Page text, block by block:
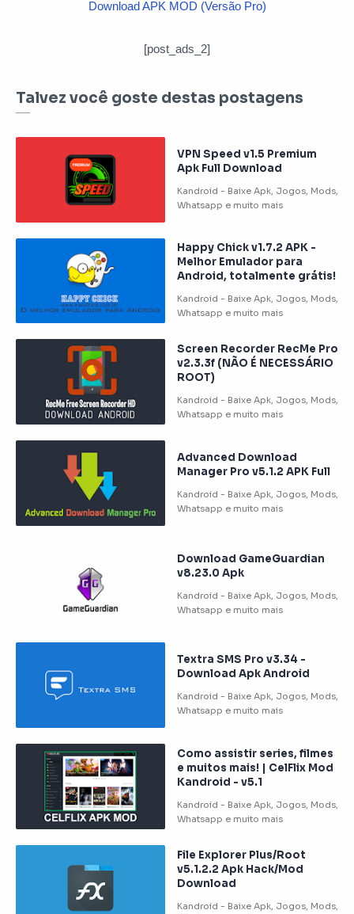
Download APK MOD (Versão Pro)
[post_ads_2]
Talvez você goste destas postagens
VPN Speed v1.5 Premium
Apk Full Download
Happy Chick v1.7.2 APK -
Melhor Emulador para
Android, totalmente grátis!
Screen Recorder RecMe Pro
v2.3.3f (NÃO É NECESSÁRIO
ROOT)
Advanced Download
Manager Pro v5.1.2 APK Full
Download GameGuardian
v8.23.0 Apk
Textra SMS Pro v3.34 -
Download Apk Android
Como assistir series, filmes
e muitos mais! | CelFlix Mod
Kandroid - v5.1
File Explorer Plus/Root
v5.1.2.2 Apk Hack/Mod
Download